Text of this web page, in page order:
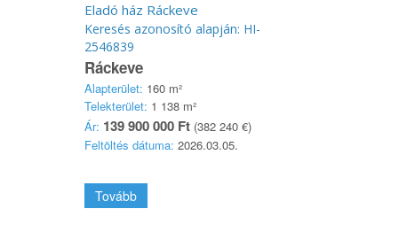
Eladó ház Ráckeve
Keresés azonosító alapján: HI-
2546839
Ráckeve
Alapterület: 160 m²
Telekterület: 1 138 m²
Ár: 139 900 000 Ft(382 240 €)
Feltöltés dátuma: 2026.03.05.
Tovább